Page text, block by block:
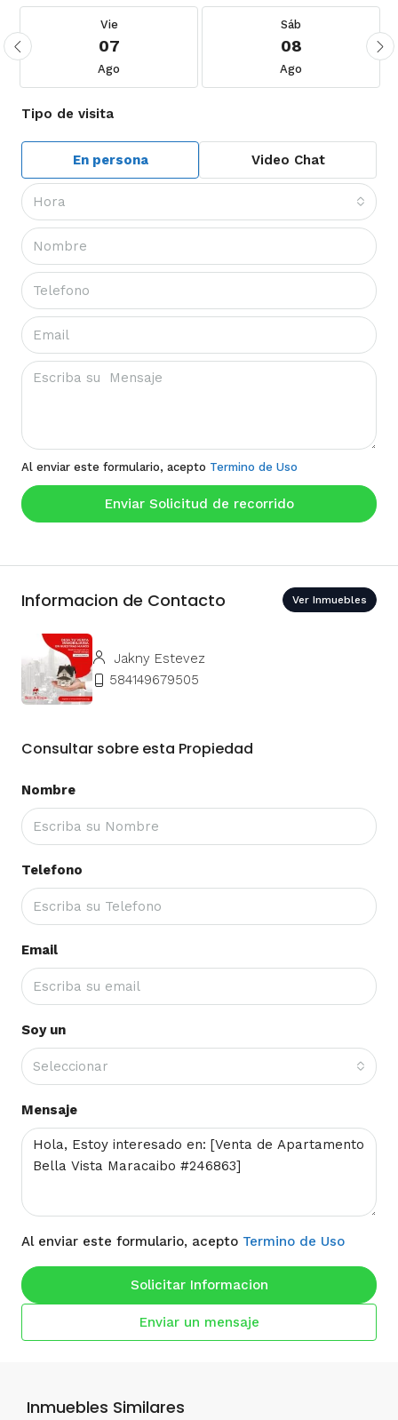
Vie
07
Ago
Sáb
08
Ago
Tipo de visita
En persona Video Chat
Hora
Al enviar este formulario, acepto Termino de Uso
Enviar Solicitud de recorrido
Informacion de Contacto Ver Inmuebles
Jakny Estevez
584149679505
Consultar sobre esta Propiedad
Nombre
Telefono
Email
Soy un
Seleccionar
Mensaje
Al enviar este formulario, acepto Termino de Uso
Solicitar Informacion
Enviar un mensaje
Inmuebles Similares